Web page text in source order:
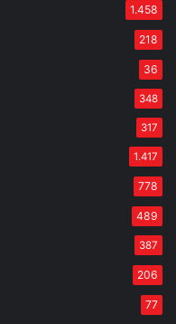
1.458
218
36
348
317
1.417
778
489
387
206
77